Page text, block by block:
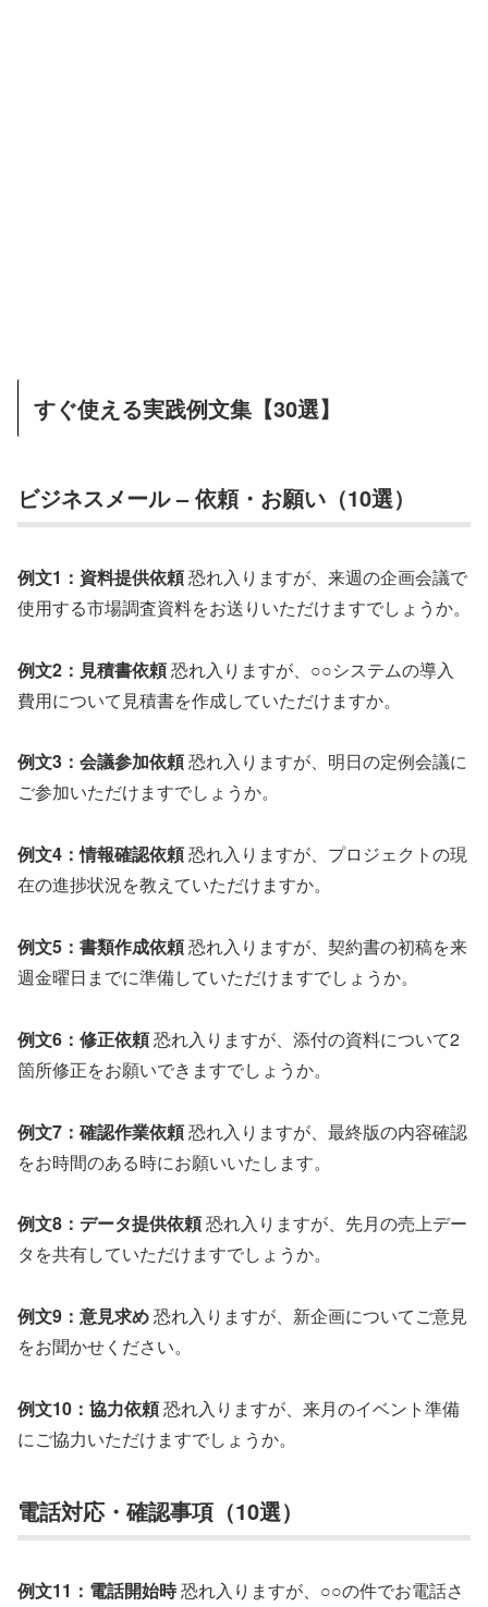
すぐ使える実践例文集【30選】
ビジネスメール – 依頼・お願い（10選）
例文1：資料提供依頼恐れ入りますが、来週の企画会議で
使用する市場調査資料をお送りいただけますでしょうか。
例文2：見積書依頼恐れ入りますが、○○システムの導入
費用について見積書を作成していただけますか。
例文3：会議参加依頼恐れ入りますが、明日の定例会議に
ご参加いただけますでしょうか。
例文4：情報確認依頼恐れ入りますが、プロジェクトの現
在の進捗状況を教えていただけますか。
例文5：書類作成依頼恐れ入りますが、契約書の初稿を来
週金曜日までに準備していただけますでしょうか。
例文6：修正依頼恐れ入りますが、添付の資料について2
箇所修正をお願いできますでしょうか。
例文7：確認作業依頼恐れ入りますが、最終版の内容確認
をお時間のある時にお願いいたします。
例文8：データ提供依頼恐れ入りますが、先月の売上デー
タを共有していただけますでしょうか。
例文9：意見求め恐れ入りますが、新企画についてご意見
をお聞かせください。
例文10：協力依頼恐れ入りますが、来月のイベント準備
にご協力いただけますでしょうか。
電話対応・確認事項（10選）
例文11：電話開始時恐れ入りますが、○○の件でお電話さ